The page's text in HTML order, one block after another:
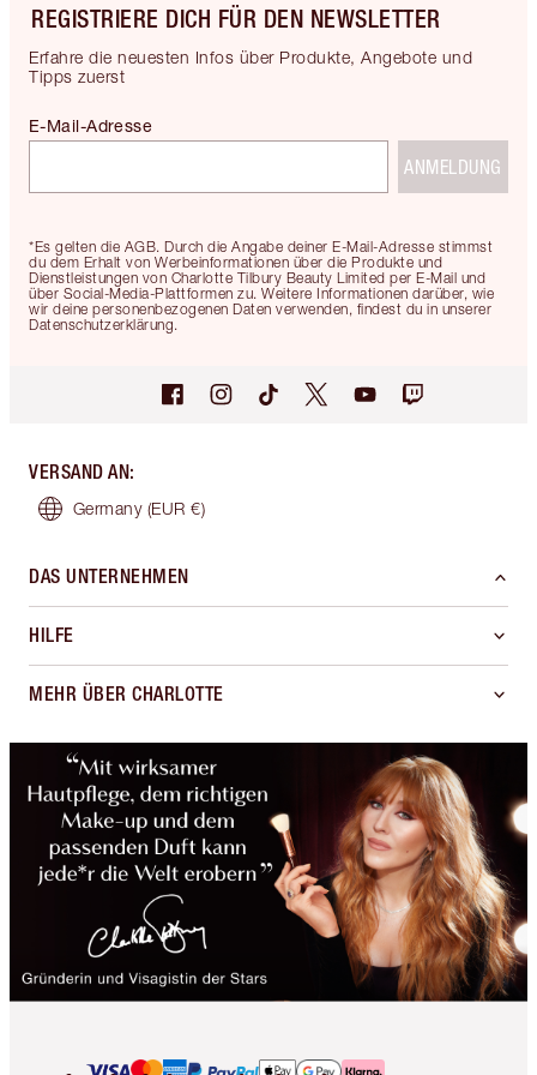
REGISTRIERE DICH FÜR DEN NEWSLETTER
Erfahre die neuesten Infos über Produkte, Angebote und
Tipps zuerst
*Es gelten die AGB. Durch die Angabe deiner E-Mail-Adresse stimmst
du dem Erhalt von Werbeinformationen über die Produkte und
Dienstleistungen von Charlotte Tilbury Beauty Limited per E-Mail und
über Social-Media-Plattformen zu. Weitere Informationen darüber, wie
wir deine personenbezogenen Daten verwenden, findest du in unserer
Datenschutzerklärung.
E-Mail-Adresse
ANMELDUNG
VERSAND AN:
Germany (EUR €)
DAS UNTERNEHMEN
HILFE
MEHR ÜBER CHARLOTTE